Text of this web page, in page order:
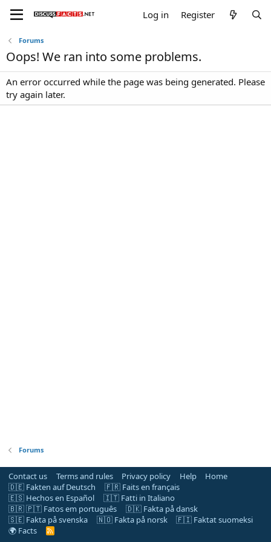
Log in Register
Forums
Oops! We ran into some problems.
An error occurred while the page was being generated. Please
try again later.
Forums
Contact us Terms and rules Privacy policy Help
Home
🇩🇪 Fakten auf Deutsch
🇫🇷 Faits en français
🇪🇸 Hechos en Español
🇮🇹 Fatti in Italiano
🇧🇷 🇵🇹 Fatos em português
🇩🇰 Fakta på dansk
🇸🇪 Fakta på svenska
🇳🇴 Fakta på norsk
🇫🇮 Faktat suomeksi
🌍 Facts
R